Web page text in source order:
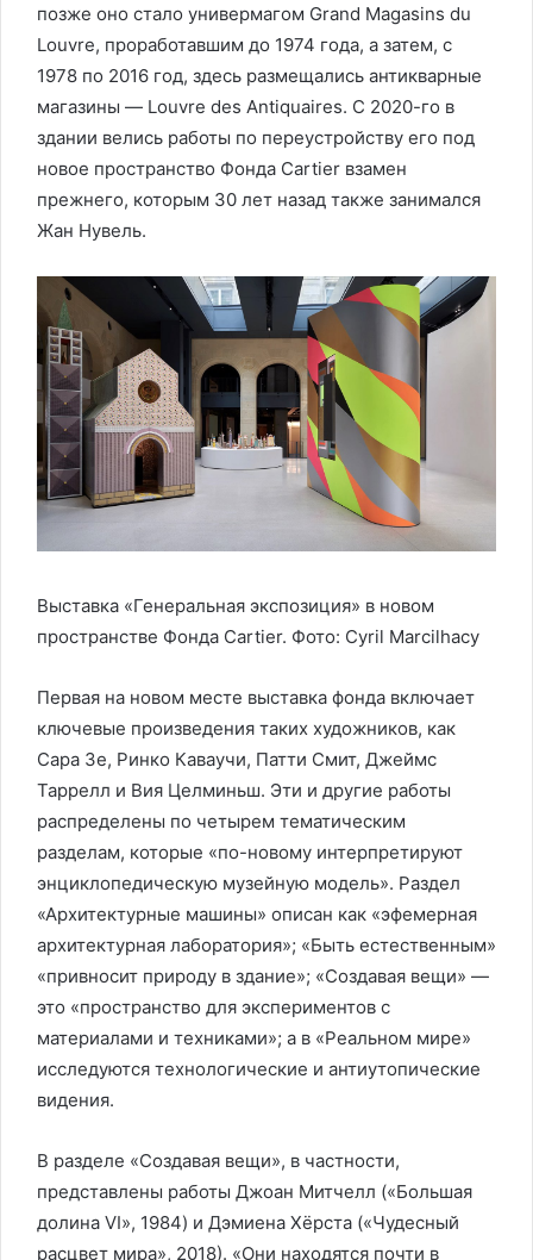
позже оно стало универмагом Grand Magasins du
Louvre, проработавшим до 1974 года, а затем, с
1978 по 2016 год, здесь размещались антикварные
магазины — Louvre des Antiquaires. С 2020-го в
здании велись работы по переустройству его под
новое пространство Фонда Cartier взамен
прежнего, которым 30 лет назад также занимался
Жан Нувель.
Выставка «Генеральная экспозиция» в новом
пространстве Фонда Cartier. Фото: Cyril Marcilhacy
Первая на новом месте выставка фонда включает
ключевые произведения таких художников, как
Сара Зе, Ринко Каваучи, Патти Смит, Джеймс
Таррелл и Вия Целминьш. Эти и другие работы
распределены по четырем тематическим
разделам, которые «по-новому интерпретируют
энциклопедическую музейную модель». Раздел
«Архитектурные машины» описан как «эфемерная
архитектурная лаборатория»; «Быть естественным»
«привносит природу в здание»; «Создавая вещи» —
это «пространство для экспериментов с
материалами и техниками»; а в «Реальном мире»
исследуются технологические и антиутопические
видения.
В разделе «Создавая вещи», в частности,
представлены работы Джоан Митчелл («Большая
долина VI», 1984) и Дэмиена Хёрста («Чудесный
расцвет мира», 2018). «Они находятся почти в